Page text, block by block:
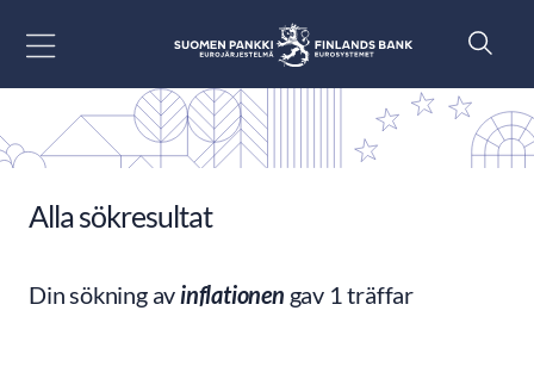
Alla sökresultat
Din sökning av inflationen gav 1 träffar